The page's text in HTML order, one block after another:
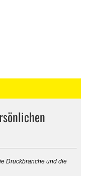
Druckbranche und die